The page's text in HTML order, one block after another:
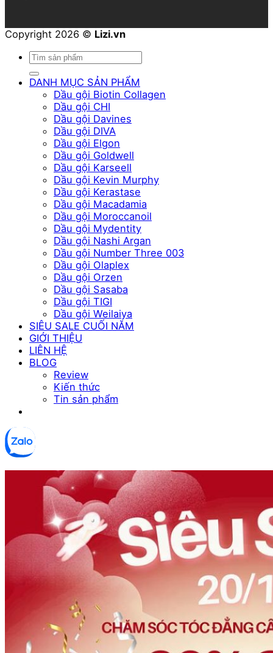
Copyright 2026 © Lizi.vn
Tìm
kiếm:
DANH MỤC SẢN PHẨM
Dầu gội Biotin Collagen
Dầu gội CHI
Dầu gội Davines
Dầu gội DIVA
Dầu gội Elgon
Dầu gội Goldwell
Dầu gội Karseell
Dầu gội Kevin Murphy
Dầu gội Kerastase
Dầu gội Macadamia
Dầu gội Moroccanoil
Dầu gội Mydentity
Dầu gội Nashi Argan
Dầu gội Number Three 003
Dầu gội Olaplex
Dầu gội Orzen
Dầu gội Sasaba
Dầu gội TIGI
Dầu gội Weilaiya
SIÊU SALE CUỐI NĂM
GIỚI THIỆU
LIÊN HỆ
BLOG
Review
Kiến thức
Tin sản phẩm